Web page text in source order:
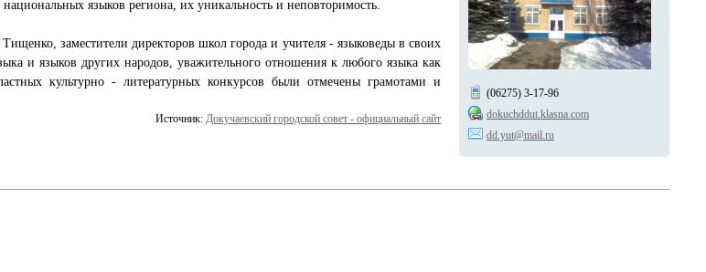
языков региона, их уникальность и неповторимость.
заместители директоров школ города и учителя - языковеды в своих
и языков других народов, уважительного отношения к любого языка как
культурно - литературных конкурсов были отмечены грамотами и
Источник: Докучаевский городской совет - официальный сайт
(06275) 3-17-96
dokuchddut.klasna.com
dd.yut@mail.ru